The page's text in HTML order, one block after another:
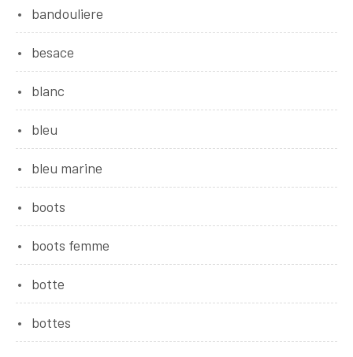
bandouliere
besace
blanc
bleu
bleu marine
boots
boots femme
botte
bottes